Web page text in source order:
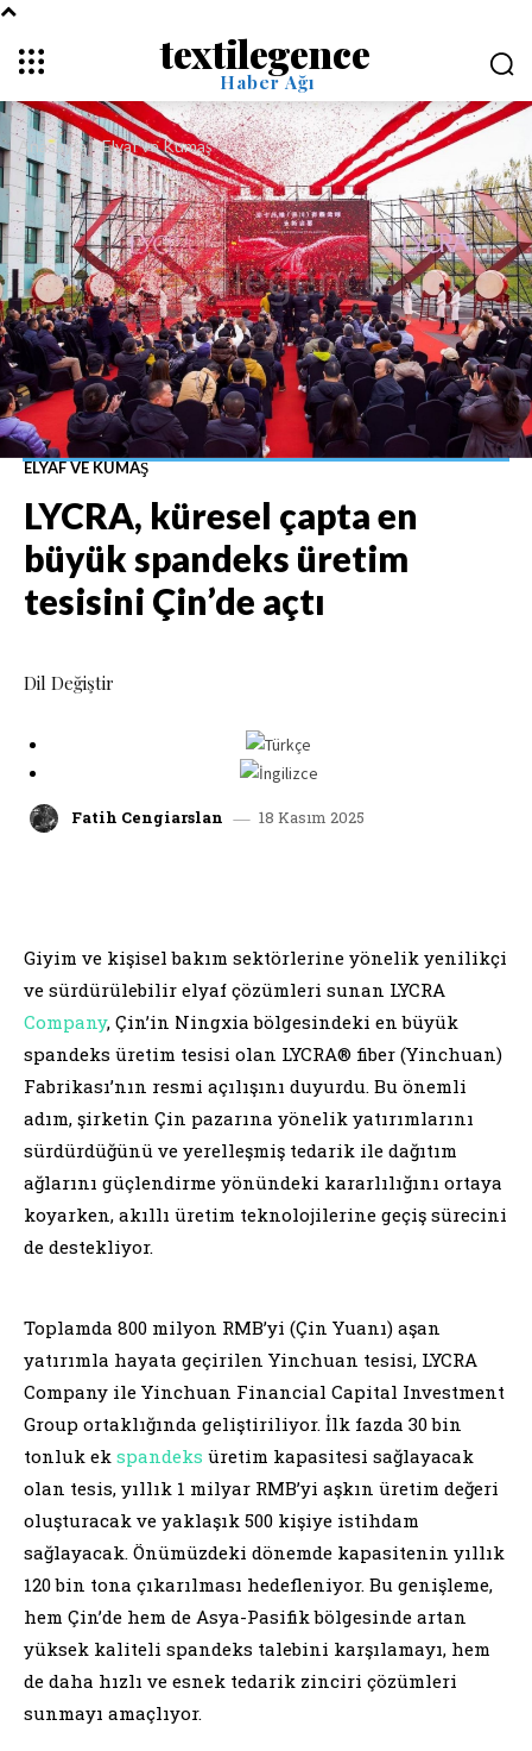
textilegence
Haber Ağı
Anasayfa Elyaf ve Kumaş
ELYAF VE KUMAŞ
LYCRA, küresel çapta en
büyük spandeks üretim
tesisini Çin’de açtı
Dil Değiştir
Fatih Cengiarslan 18 Kasım 2025
Giyim ve kişisel bakım sektörlerine yönelik yenilikçi
ve sürdürülebilir elyaf çözümleri sunan LYCRA
Company, Çin’in Ningxia bölgesindeki en büyük
spandeks üretim tesisi olan LYCRA® fiber (Yinchuan)
Fabrikası’nın resmi açılışını duyurdu. Bu önemli
adım, şirketin Çin pazarına yönelik yatırımlarını
sürdürdüğünü ve yerelleşmiş tedarik ile dağıtım
ağlarını güçlendirme yönündeki kararlılığını ortaya
koyarken, akıllı üretim teknolojilerine geçiş sürecini
de destekliyor.
Toplamda 800 milyon RMB’yi (Çin Yuanı) aşan
yatırımla hayata geçirilen Yinchuan tesisi, LYCRA
Company ile Yinchuan Financial Capital Investment
Group ortaklığında geliştiriliyor. İlk fazda 30 bin
tonluk ek spandeks üretim kapasitesi sağlayacak
olan tesis, yıllık 1 milyar RMB’yi aşkın üretim değeri
oluşturacak ve yaklaşık 500 kişiye istihdam
sağlayacak. Önümüzdeki dönemde kapasitenin yıllık
120 bin tona çıkarılması hedefleniyor. Bu genişleme,
hem Çin’de hem de Asya-Pasifik bölgesinde artan
yüksek kaliteli spandeks talebini karşılamayı, hem
de daha hızlı ve esnek tedarik zinciri çözümleri
sunmayı amaçlıyor.